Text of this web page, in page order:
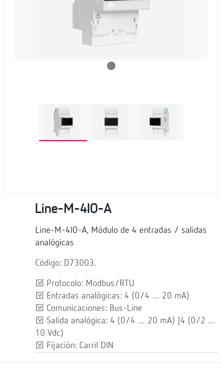
Line-M-4IO-A
Line-M-4IO-A, Módulo de 4 entradas / salidas
analógicas
Código: D73003.
Protocolo: Modbus/RTU
Entradas analógicas: 4 (0/4 … 20 mA)
Comunicaciones: Bus-Line
Salida analógica: 4 (0/4 … 20 mA) |4 (0/2 …
10 Vdc)
Fijación: Carril DIN